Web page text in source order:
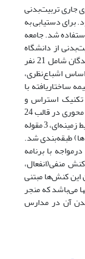
جاری تربیت‌بدنی
برای دستیابی به
شد. جامعه
از دانشگاه
فرهنگیان استان خراسان رضوی بود. مشارکت‌کنندگان شامل 21 نفر
اشباع‌نظری،
‌ساختاریافته با
تکنیک استراس و
کوربین، استفاده شد. یافته‌ها در مرحله کدگذاری محوری در قالب 24
مقوله اصلی(شامل 5 مقوله شرایط علی، 3 مقوله شرایط زمینه‌ای، 3 مقوله
و 7 مقوله پیامدها) طبقه‌بندی شد.
با برنامه
منفی(انفعال،
کنش‌ها مبتنی
می‌باشد که منجر
آن در مدارس